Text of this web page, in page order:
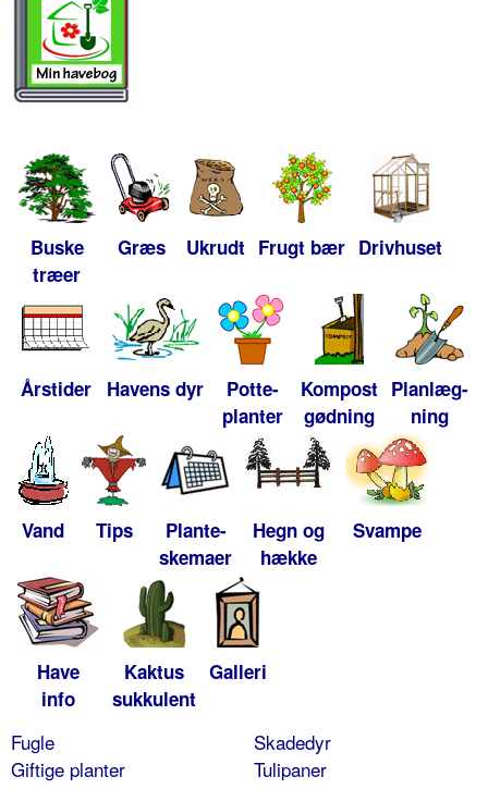
Buske
træer
Græs Ukrudt Frugt bær Drivhuset
Årstider Havens dyr
Potte-
planter
Kompost
gødning
Planlæg-
ning
Vand Tips
Plante-
skemaer
Hegn og
hække
Svampe
Have
info
Kaktus
sukkulent
Galleri
Fugle
Giftige planter
Skadedyr
Tulipaner